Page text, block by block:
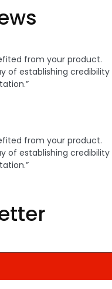
from your product.
of establishing credibility
from your product.
of establishing credibility